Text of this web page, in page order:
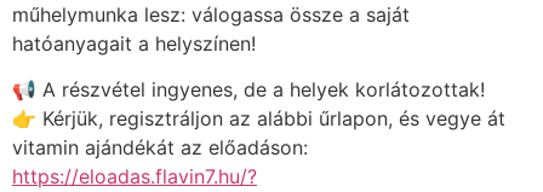
műhelymunka lesz: válogassa össze a saját
hatóanyagait a helyszínen!
📢 A részvétel ingyenes, de a helyek korlátozottak!
👉 Kérjük, regisztráljon az alábbi űrlapon, és vegye át
vitamin ajándékát az előadáson:
https://eloadas.flavin7.hu/?